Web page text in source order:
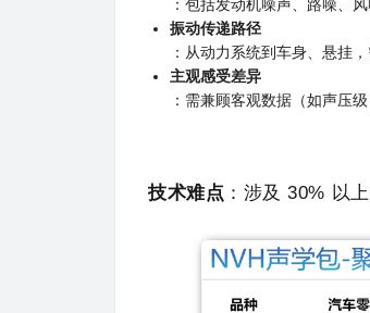
：包括发动机噪声、路噪、
振动传递路径
：从动力系统到车身、悬挂
主观感受差异
：需兼顾客观数据（如声压
技术难点 ：涉及 30% 以